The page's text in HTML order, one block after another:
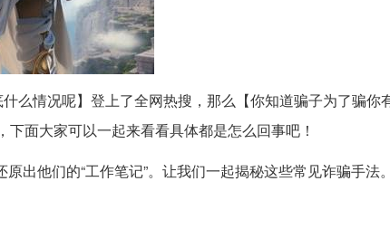
么情况呢】登上了全网热搜，那么【你知道骗子为了骗你
面大家可以一起来看看具体都是怎么回事吧！
出他们的“工作笔记”。让我们一起揭秘这些常见诈骗手法